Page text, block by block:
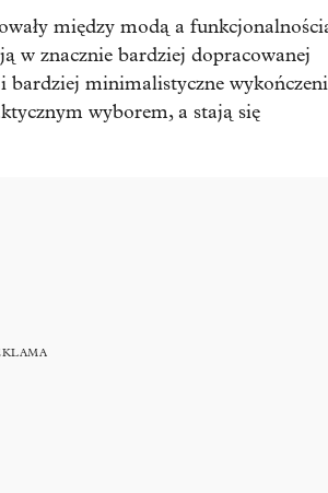
między modą a
w znacznie bardziej dopracowanej
bardziej minimalistyczne
wyborem, a stają się